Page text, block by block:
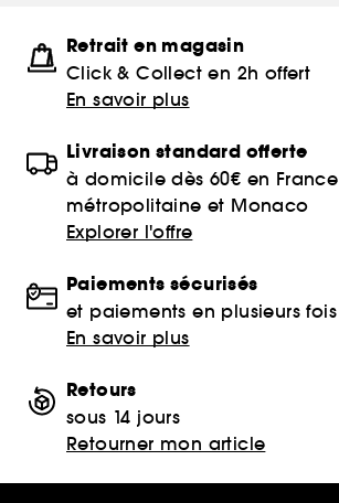
Retrait en magasin
Click & Collect en 2h offert
En savoir plus
Livraison standard offerte
à domicile dès 60€ en France
métropolitaine et Monaco
Explorer l'offre
Paiements sécurisés
et paiements en plusieurs fois
En savoir plus
Retours
sous 14 jours
Retourner mon article